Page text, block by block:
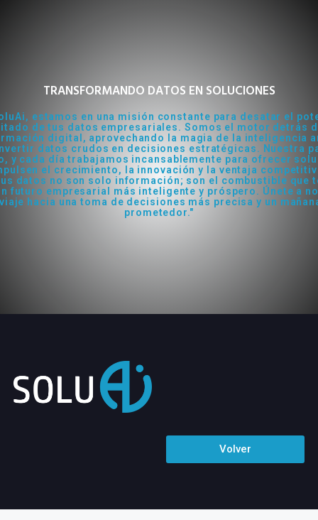
TRANSFORMANDO DATOS EN SOLUCIONES
estamos en una misión constante para desatar el
de tus datos empresariales. Somos el motor detrás
digital, aprovechando la magia de la inteligencia
datos crudos en decisiones estratégicas. Nuestra
y cada día trabajamos incansablemente para ofrecer
el crecimiento, la innovación y la ventaja
datos no son solo información; son el combustible que
futuro empresarial más inteligente y próspero. Únete a
hacia una toma de decisiones más precisa y un
prometedor."
Volver